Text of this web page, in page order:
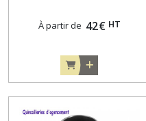
À partir de 42€ HT